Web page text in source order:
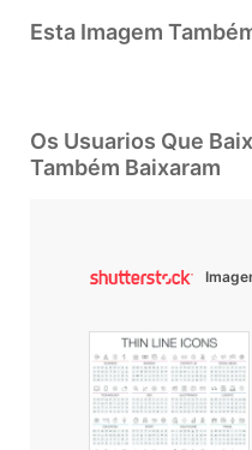
Esta Imagem
Os Usuarios Que
Também Baixaram